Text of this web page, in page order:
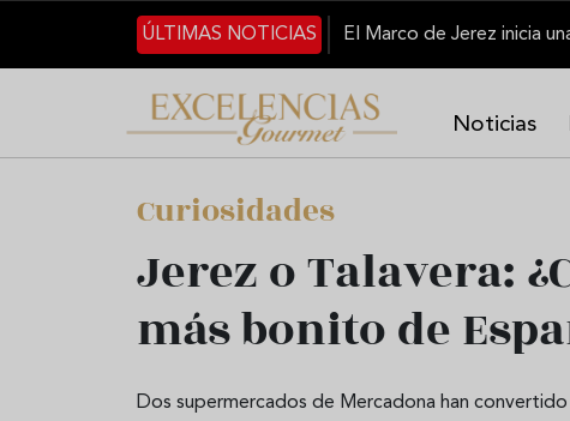
Pasar al contenido principal
ÚLTIMAS NOTICIAS
Noticias
Curiosidades
Jerez o Talavera:
más bonito de
Dos supermercados de Mercadona han